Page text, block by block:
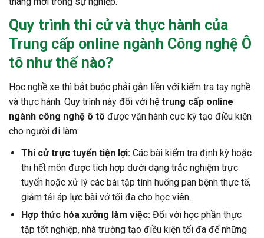
Quy trình thi cử và thực hành của
Trung cấp online ngành Công nghệ Ô
tô như thế nào?
Học nghề xe thì bắt buộc phải gắn liền với kiểm tra tay nghề
và thực hành. Quy trình này đối với hệ trung cấp online
ngành công nghệ ô tô được vận hành cực kỳ tạo điều kiện
cho người đi làm:
Thi cử trực tuyến tiện lợi:Các bài kiểm tra định kỳ hoặc
thi hết môn được tích hợp dưới dạng trắc nghiệm trực
tuyến hoặc xử lý các bài tập tình huống pan bệnh thực tế,
giảm tải áp lực bài vở tối đa cho học viên.
Hợp thức hóa xưởng làm việc:Đối với học phần thực
tập tốt nghiệp, nhà trường tạo điều kiện tối đa để những